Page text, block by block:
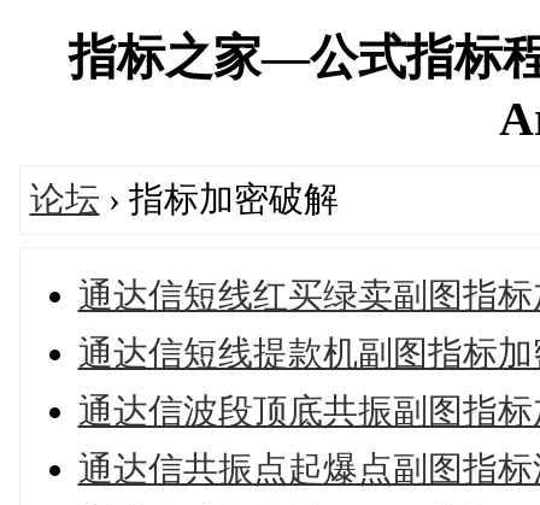
指标之家—公式指标
论坛 › 指标加密破解
通达信短线红买绿卖副图指
通达信短线提款机副图指标
通达信波段顶底共振副图指
通达信共振点起爆点副图指